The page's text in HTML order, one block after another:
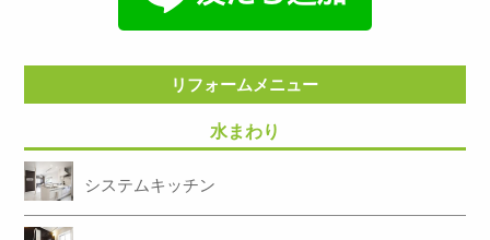
リフォームメニュー
水まわり
システムキッチン